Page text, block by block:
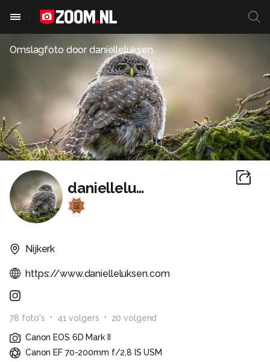
Omslagfoto doordanielleluksen
danielleluksen
Nijkerk
https://www.danielleluksen.com
78 foto's 41 volgers 20 volgend
Canon EOS 6D Mark II
Canon EF 70-200mm f/2,8 IS USM